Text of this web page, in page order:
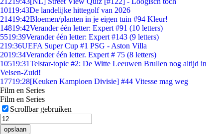
10119:43De landelijke hittegolf van 2026
21419:42Bloemen/planten in je eigen tuin #94 Kleur!
14819:42Verander één letter: Expert #91 (10 letters)
5519:39Verander één letter: Expert #143 (9 letters)
219:36UEFA Super Cup #1 PSG - Aston Villa
2019:34Verander één letter. Expert # 75 (8 letters)
10519:31Telstar-topic #2: De Witte Leeuwen Brullen nog altijd in
Velsen-Zuid!
17719:28[Keuken Kampioen Divisie] #44 Vitesse mag weg
Film en Series
Film en Series
Scrollbar gebruiken
opslaan